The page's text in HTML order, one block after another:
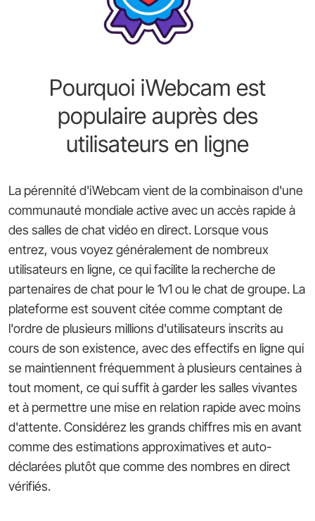
Pourquoi iWebcam est
populaire auprès des
utilisateurs en ligne
La pérennité d'iWebcam vient de la combinaison d'une
communauté mondiale active avec un accès rapide à
des salles de chat vidéo en direct. Lorsque vous
entrez, vous voyez généralement de nombreux
utilisateurs en ligne, ce qui facilite la recherche de
partenaires de chat pour le 1v1 ou le chat de groupe. La
plateforme est souvent citée comme comptant de
l'ordre de plusieurs millions d'utilisateurs inscrits au
cours de son existence, avec des effectifs en ligne qui
se maintiennent fréquemment à plusieurs centaines à
tout moment, ce qui suffit à garder les salles vivantes
et à permettre une mise en relation rapide avec moins
d'attente. Considérez les grands chiffres mis en avant
comme des estimations approximatives et auto-
déclarées plutôt que comme des nombres en direct
vérifiés.